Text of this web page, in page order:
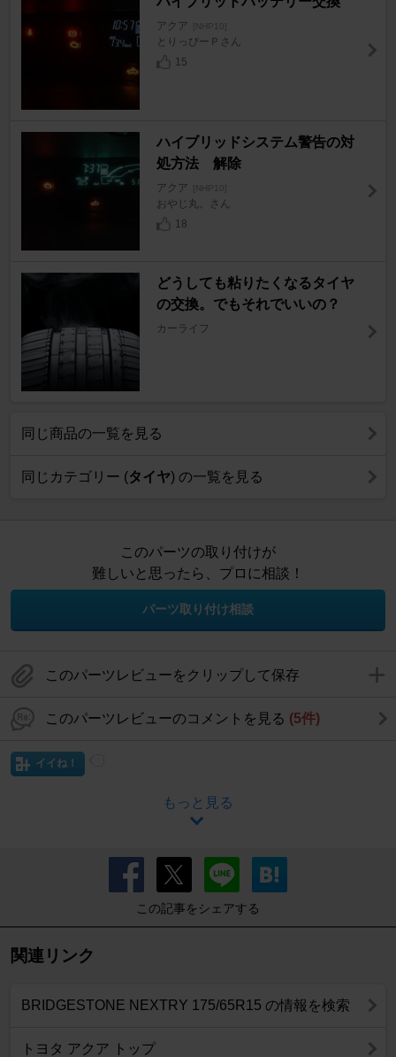
アクア [NHP10]
とりっぴーＰさん
15
ハイブリッドシステム警告の対
処方法 解除
アクア [NHP10]
おやじ丸。さん
18
どうしても粘りたくなるタイヤ
の交換。でもそれでいいの？
カーライフ
同じ商品の一覧を見る
同じカテゴリー (タイヤ) の一覧を見る
このパーツの取り付けが
難しいと思ったら、プロに相談！
パーツ取り付け相談
このパーツレビューをクリップして保存
このパーツレビューのコメントを見る (5件)
イイね！
もっと見る
この記事をシェアする
関連リンク
BRIDGESTONE NEXTRY 175/65R15 の情報を検索
トヨタ アクア トップ